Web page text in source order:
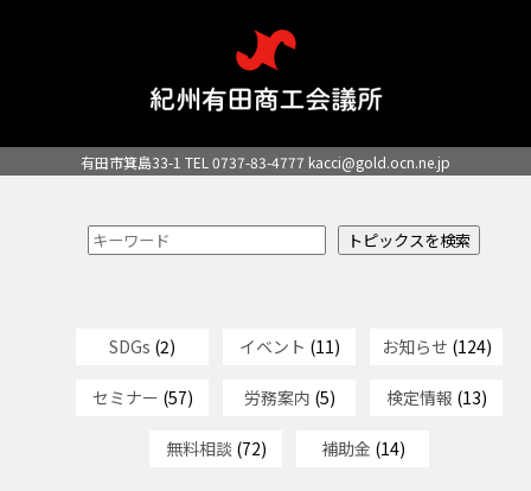
有田市箕島33-1 TEL 0737-83-4777 kacci@gold.ocn.ne.jp
SDGs (2) イベント (11) お知らせ (124)
セミナー (57) 労務案内 (5) 検定情報 (13)
無料相談 (72) 補助金 (14)